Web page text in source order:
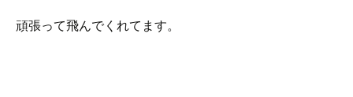
頑張って飛んでくれてます。